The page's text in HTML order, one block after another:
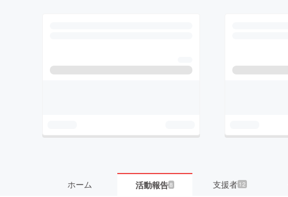
ホーム 活動報告8 支援者 12